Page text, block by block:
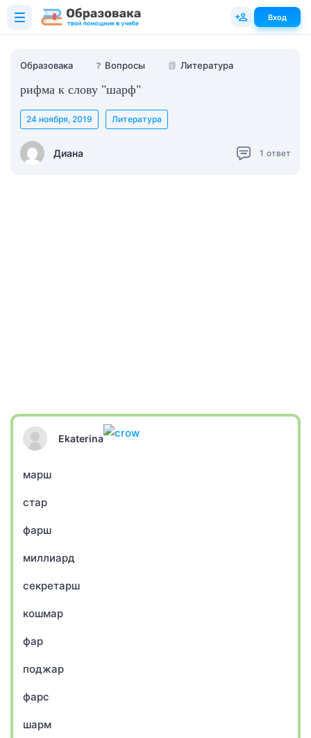
Образовака ❓ Вопросы 📗 Литература
рифма к слову "шарф"
Диана
24 ноября, 2019 Литература
1 ответ
Ekaterina
марш
стар
фарш
миллиард
секретарш
кошмар
фар
поджар
фарс
шарм
Вход